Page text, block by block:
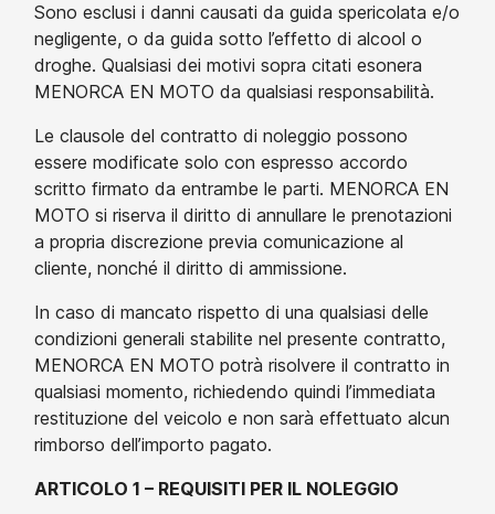
Sono esclusi i danni causati da guida spericolata e/o
negligente, o da guida sotto l’effetto di alcool o
droghe. Qualsiasi dei motivi sopra citati esonera
MENORCA EN MOTO da qualsiasi responsabilità.
Le clausole del contratto di noleggio possono
essere modificate solo con espresso accordo
scritto firmato da entrambe le parti. MENORCA EN
MOTO si riserva il diritto di annullare le prenotazioni
a propria discrezione previa comunicazione al
cliente, nonché il diritto di ammissione.
In caso di mancato rispetto di una qualsiasi delle
condizioni generali stabilite nel presente contratto,
MENORCA EN MOTO potrà risolvere il contratto in
qualsiasi momento, richiedendo quindi l’immediata
restituzione del veicolo e non sarà effettuato alcun
rimborso dell’importo pagato.
ARTICOLO 1 – REQUISITI PER IL NOLEGGIO